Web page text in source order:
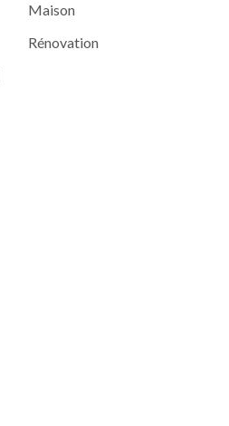
Maison
Rénovation